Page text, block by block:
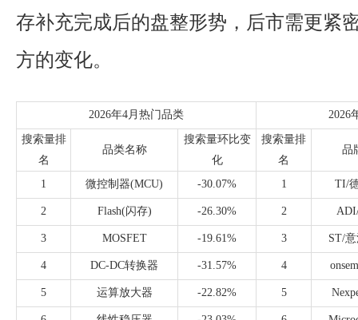
存补充完成后的盘整形势，后市需更紧
方的变化。
2026年4月热门品类 2026
搜索量排
名
品类名称
搜索量环比变
化
搜索量排
名
品
1 微控制器(MCU) -30.07% 1 TI/
2 Flash(闪存) -26.30% 2
3 MOSFET -19.61% 3 ST/
4 DC-DC转换器 -31.57% 4
5 运算放大器 -22.82% 5